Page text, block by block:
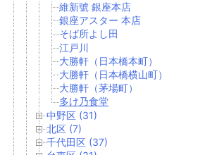
維新號 銀座本店
銀座アスター 本店
そば所よし田
江戸川
大勝軒（日本橋本町）
大勝軒（日本橋横山町）
大勝軒（茅場町）
多け乃食堂
中野区 (31)
北区 (7)
千代田区 (37)